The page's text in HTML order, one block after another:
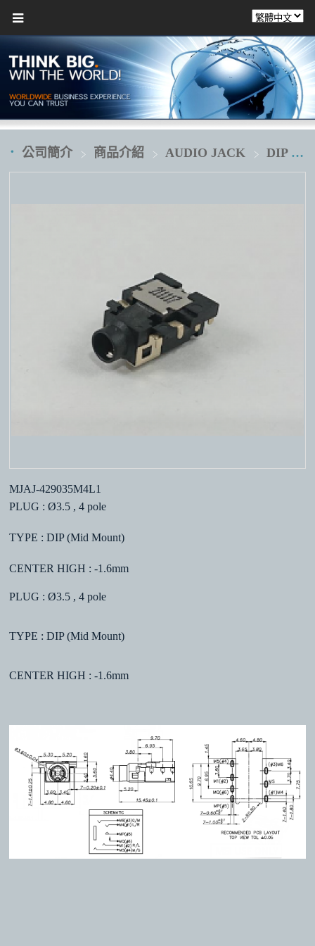
公司簡介 商品介紹 AUDIO JACK DIP 插板式
MJAJ-429035M4L1
PLUG : Ø3.5 , 4 pole
TYPE : DIP (Mid Mount)
CENTER HIGH : -1.6mm
PLUG : Ø3.5 , 4 pole
TYPE : DIP (Mid Mount)
CENTER HIGH : -1.6mm